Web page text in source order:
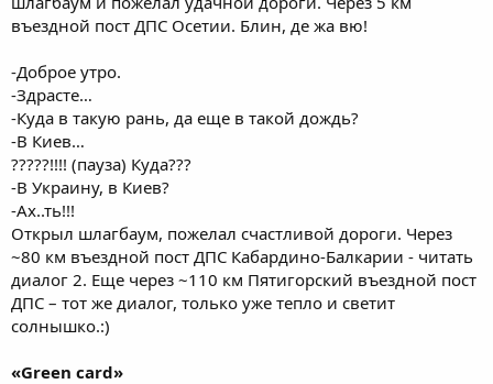
въездной пост ДПС Осетии. Блин, де жа вю!
-Доброе утро.
-Здрасте…
-Куда в такую рань, да еще в такой дождь?
-В Киев…
?????!!!! (пауза) Куда???
-В Украину, в Киев?
-Ах..ть!!!
Открыл шлагбаум, пожелал счастливой дороги. Через
~80 км въездной пост ДПС Кабардино-Балкарии - читать
диалог 2. Еще через ~110 км Пятигорский въездной пост
ДПС – тот же диалог, только уже тепло и светит
солнышко.:)
«Green card»